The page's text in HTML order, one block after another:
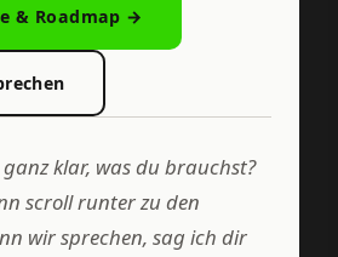
& Roadmap →
klar, was du brauchst?
scroll runter zu den
wir sprechen, sag ich dir